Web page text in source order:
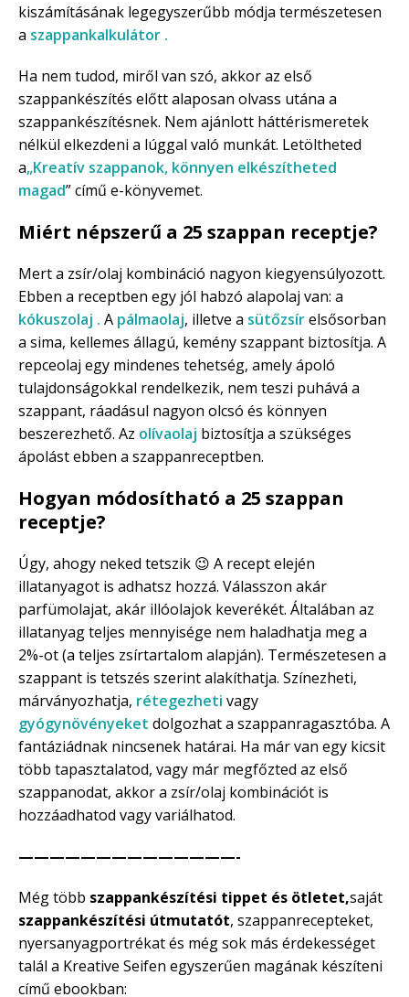
kiszámításának legegyszerűbb módja természetesen
a szappankalkulátor .
Ha nem tudod, miről van szó, akkor az első
szappankészítés előtt alaposan olvass utána a
szappankészítésnek. Nem ajánlott háttérismeretek
nélkül elkezdeni a lúggal való munkát. Letöltheted
a„Kreatív szappanok, könnyen elkészítheted
magad” című e-könyvemet.
Miért népszerű a 25 szappan receptje?
Mert a zsír/olaj kombináció nagyon kiegyensúlyozott.
Ebben a receptben egy jól habzó alapolaj van: a
kókuszolaj . A pálmaolaj, illetve a sütőzsírelsősorban
a sima, kellemes állagú, kemény szappant biztosítja. A
repceolaj egy mindenes tehetség, amely ápoló
tulajdonságokkal rendelkezik, nem teszi puhává a
szappant, ráadásul nagyon olcsó és könnyen
beszerezhető. Az olívaolaj biztosítja a szükséges
ápolást ebben a szappanreceptben.
Hogyan módosítható a 25 szappan
receptje?
Úgy, ahogy neked tetszik 😉 A recept elején
illatanyagot is adhatsz hozzá. Válasszon akár
parfümolajat, akár illóolajok keverékét. Általában az
illatanyag teljes mennyisége nem haladhatja meg a
2%-ot (a teljes zsírtartalom alapján). Természetesen a
szappant is tetszés szerint alakíthatja. Színezheti,
márványozhatja, rétegezheti vagy
gyógynövényeket dolgozhat a szappanragasztóba. A
fantáziádnak nincsenek határai. Ha már van egy kicsit
több tapasztalatod, vagy már megfőzted az első
szappanodat, akkor a zsír/olaj kombinációt is
hozzáadhatod vagy variálhatod.
——————————————-
Még több szappankészítési tippet és ötletet,saját
szappankészítési útmutatót, szappanrecepteket,
nyersanyagportrékat és még sok más érdekességet
talál a Kreative Seifen egyszerűen magának készíteni
című ebookban: